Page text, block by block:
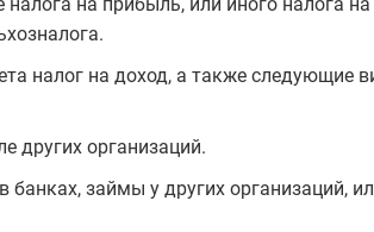
налог на доход, а также следующие
других организаций.
займы у других организаций,